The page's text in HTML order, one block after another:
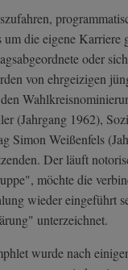
um die eigene Karriere
oder
von ehrgeizigen
(Jahrgang 1962),
Simon Weißenfels
Der läuft
möchte die
wieder eingeführt
unterzeichnet.
wurde nach